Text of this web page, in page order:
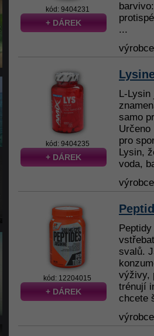
kód: 9404231
+ DÁREK
...
kód: 9404235
+ DÁREK
L-Lysin
samo
pro
Lysin,
voda,
kód: 12204015
+ DÁREK
svalů.
výživy,
trénují
chcete